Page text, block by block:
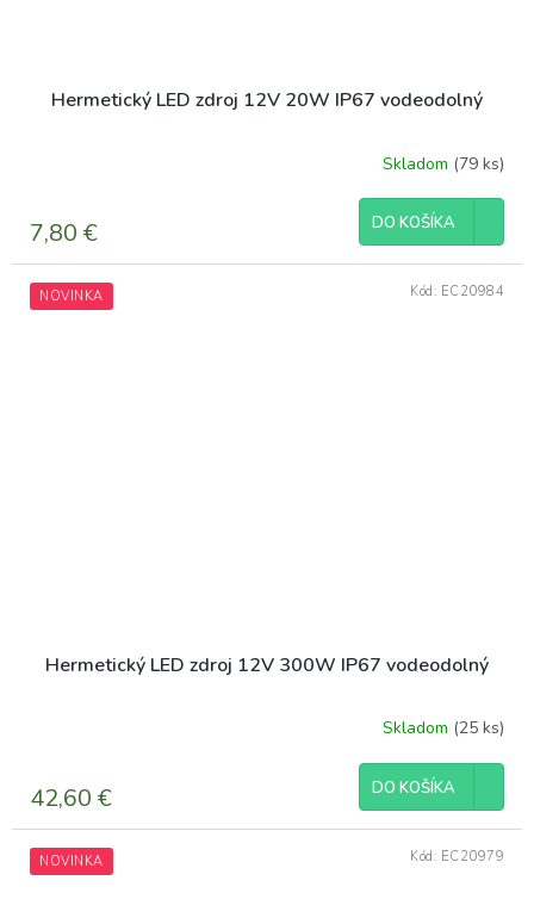
Hermetický LED zdroj 12V 20W IP67 vodeodolný
Skladom (79 ks)
7,80 € DO KOŠÍKA
NOVINKA
Hermetický LED zdroj 12V 300W IP67 vodeodolný
Skladom (25 ks)
42,60 € DO KOŠÍKA
Kód: EC20984
NOVINKA Kód: EC20979